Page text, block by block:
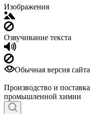
Изображения
Озвучивание текста
Обычная версия сайта
Производство и поставка
промышленной химии